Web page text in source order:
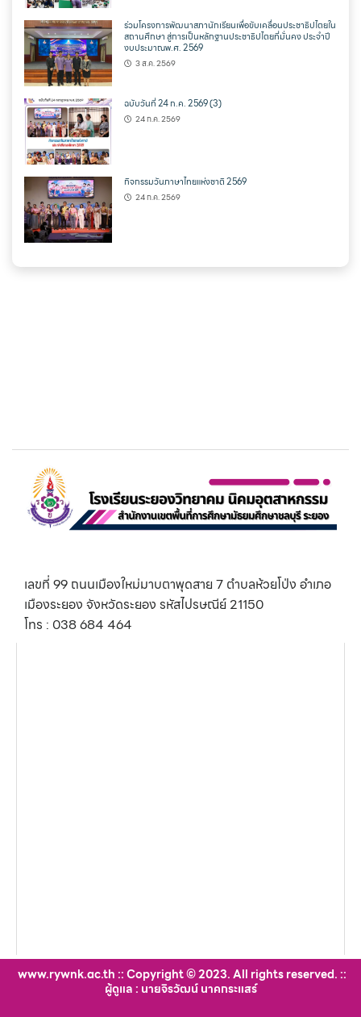
ร่วมโครงการพัฒนาสภานักเรียนเพื่อขับเคลื่อนประชาธิปไตยใน
สถานศึกษา สู่การเป็นหลักฐานประชาธิปไตยที่มั่นคง ประจำปี
งบประมาณพ.ศ. 2569
3 ส.ค. 2569
ฉบับวันที่ 24 ก.ค. 2569 (3)
24 ก.ค. 2569
กิจกรรมวันภาษาไทยแห่งชาติ 2569
24 ก.ค. 2569
เลขที่ 99 ถนนเมืองใหม่มาบตาพุดสาย 7 ตำบลห้วยโป่ง อำเภอ
เมืองระยอง จังหวัดระยอง รหัสไปรษณีย์ 21150
โทร : 038 684 464
www.rywnk.ac.th :: Copyright © 2023. All rights reserved. ::
ผู้ดูแล : นายจิรวัฒน์ นาคกระแสร์